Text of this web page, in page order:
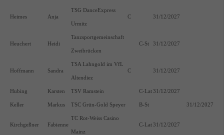
Heimes Anja
TSG DanceExpress
Urmitz
C 31/12/2027
Heuchert Heidi
Tanzsportgemeinschaft
Zweibrücken
C-St 31/12/2027
Hoffmann Sandra
TSA Lahngold im VfL
Altendiez
C 31/12/2027
Hubing Karsten TSV Ramstein C-Lat31/12/2027
Keller Markus TSC Grün-Gold Speyer B-St 31/12/2027
Kirchgeßner Fabienne
TC Rot-Weiss Casino
Mainz
C-Lat31/12/2027